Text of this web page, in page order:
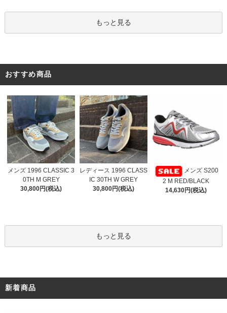
もっと見る
おすすめ商品
メンズ 1996 CLASSIC 3
0TH M GREY
30,800円(税込)
レディース 1996 CLASS
IC 30TH W GREY
30,800円(税込)
メンズ S200
2 M RED/BLACK
14,630円(税込)
もっと見る
新着商品